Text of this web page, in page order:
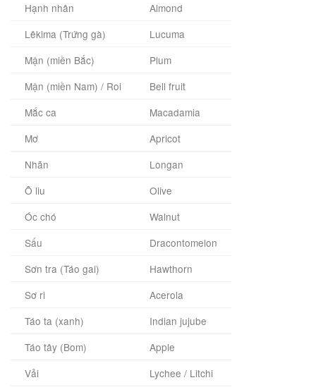
Hạnh nhân
Almond
Lêkima (Trứng gà)
Lucuma
Mận (miền Bắc)
Plum
Mận (miền Nam) / Roi
Bell fruit
Mắc ca
Macadamia
Mơ
Apricot
Nhãn
Longan
Ô liu
Olive
Óc chó
Walnut
Sấu
Dracontomelon
Sơn tra (Táo gai)
Hawthorn
Sơ ri
Acerola
Táo ta (xanh)
Indian jujube
Táo tây (Bom)
Apple
Vải
Lychee / Litchi